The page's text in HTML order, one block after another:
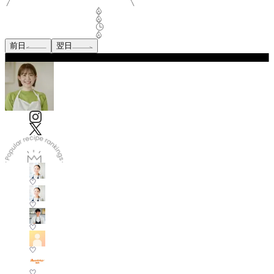
前日 翌日